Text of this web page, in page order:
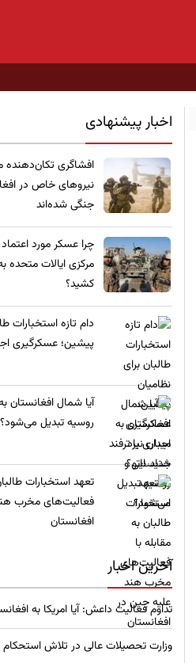
اخبار پیشنهادی
​افشاگری تکان‌دهنده
نیروهای خاص در
جنگی شده‌اند
چرا عسکر مورد
مرکزی ایالات متحده
کشید؟
​دام تازه استخبارات
پیشین؛ عسکرگیری
​آیا شمال افغانستان
روسیه تبدیل می‌شود؟
تعهد استخبارات
فعالیت‌های مخرب
افغانستان
آخرین اخبار
تداوم فعالیت داعش: آیا امریکا به
وزارت تحصیلات عالی در تلاش